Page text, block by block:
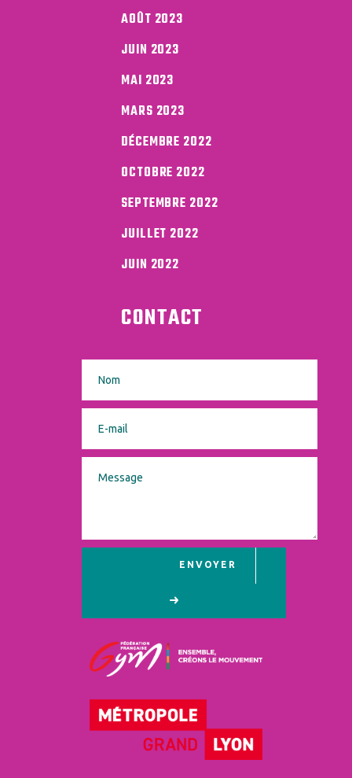
AOÛT 2023
JUIN 2023
MAI 2023
MARS 2023
DÉCEMBRE 2022
OCTOBRE 2022
SEPTEMBRE 2022
JUILLET 2022
JUIN 2022
CONTACT
ENVOYER